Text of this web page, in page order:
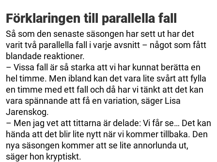
Förklaringen till parallella fall
Så som den senaste säsongen har sett ut har det
varit två parallella fall i varje avsnitt – något som fått
blandade reaktioner.
– Vissa fall är så starka att vi har kunnat berätta en
hel timme. Men ibland kan det vara lite svårt att fylla
en timme med ett fall och då har vi tänkt att det kan
vara spännande att få en variation, säger Lisa
Jarenskog.
– Men jag vet att tittarna är delade: Vi får se… Det kan
hända att det blir lite nytt när vi kommer tillbaka. Den
nya säsongen kommer att se lite annorlunda ut,
säger hon kryptiskt.